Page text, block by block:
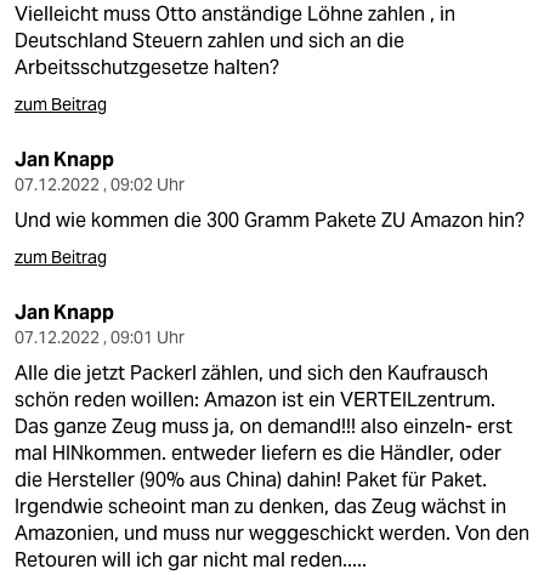
Vielleicht muss Otto anständige Löhne zahlen , in
Deutschland Steuern zahlen und sich an die
Arbeitsschutzgesetze halten?
zum Beitrag
Jan Knapp
07.12.2022 , 09:02 Uhr
Und wie kommen die 300 Gramm Pakete ZU Amazon hin?
zum Beitrag
Jan Knapp
07.12.2022 , 09:01 Uhr
Alle die jetzt Packerl zählen, und sich den Kaufrausch
schön reden woillen: Amazon ist ein VERTEILzentrum.
Das ganze Zeug muss ja, on demand!!! also einzeln- erst
mal HINkommen. entweder liefern es die Händler, oder
die Hersteller (90% aus China) dahin! Paket für Paket.
Irgendwie scheoint man zu denken, das Zeug wächst in
Amazonien, und muss nur weggeschickt werden. Von den
Retouren will ich gar nicht mal reden.....